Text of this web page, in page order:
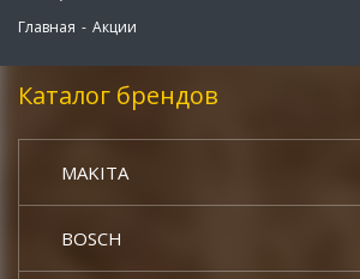
Главная - Акции
Каталог брендов
MAKITA
BOSCH